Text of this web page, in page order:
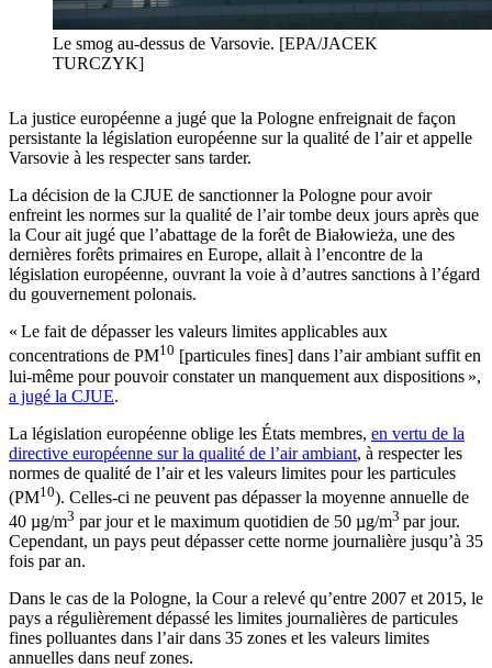
Le smog au-dessus de Varsovie. [EPA/JACEK
TURCZYK]
La justice européenne a jugé que la Pologne enfreignait de façon
persistante la législation européenne sur la qualité de l’air et appelle
Varsovie à les respecter sans tarder.
La décision de la CJUE de sanctionner la Pologne pour avoir
enfreint les normes sur la qualité de l’air tombe deux jours après que
la Cour ait jugé que l’abattage de la forêt de Białowieża, une des
dernières forêts primaires en Europe, allait à l’encontre de la
législation européenne, ouvrant la voie à d’autres sanctions à l’égard
du gouvernement polonais.
« Le fait de dépasser les valeurs limites applicables aux
concentrations de PM10 [particules fines] dans l’air ambiant suffit en
lui-même pour pouvoir constater un manquement aux dispositions »,
a jugé la CJUE.
La législation européenne oblige les États membres, en vertu de la
directive européenne sur la qualité de l’air ambiant, à respecter les
normes de qualité de l’air et les valeurs limites pour les particules
(PM10). Celles-ci ne peuvent pas dépasser la moyenne annuelle de
40 µg/m3 par jour et le maximum quotidien de 50 µg/m3 par jour.
Cependant, un pays peut dépasser cette norme journalière jusqu’à 35
fois par an.
Dans le cas de la Pologne, la Cour a relevé qu’entre 2007 et 2015, le
pays a régulièrement dépassé les limites journalières de particules
fines polluantes dans l’air dans 35 zones et les valeurs limites
annuelles dans neuf zones.